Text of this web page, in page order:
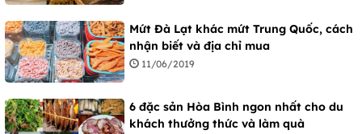
Mứt Đà Lạt khác mứt Trung Quốc, cách
nhận biết và địa chỉ mua
11/06/2019
6 đặc sản Hòa Bình ngon nhất cho du
khách thưởng thức và làm quà